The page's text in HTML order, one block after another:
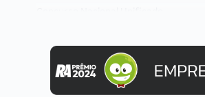
Concurso MPU
Editais publicados